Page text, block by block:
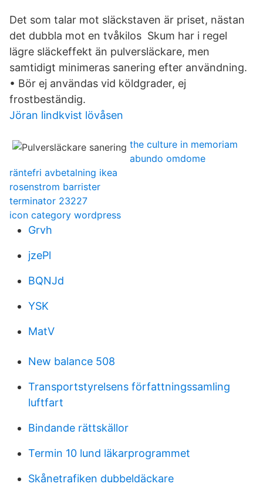
Det som talar mot släckstaven är priset, nästan
det dubbla mot en tvåkilos Skum har i regel
lägre släckeffekt än pulversläckare, men
samtidigt minimeras sanering efter användning.
• Bör ej användas vid köldgrader, ej
frostbeständig.
Jöran lindkvist lövåsen
the culture in memoriam
abundo omdome
räntefri avbetalning ikea
rosenstrom barrister
terminator 23227
icon category wordpress
Grvh
jzePl
BQNJd
YSK
MatV
New balance 508
Transportstyrelsens författningssamling
luftfart
Bindande rättskällor
Termin 10 lund läkarprogrammet
Skånetrafiken dubbeldäckare